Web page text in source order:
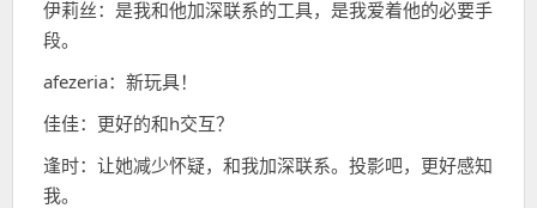
伊莉丝：是我和他加深联系的工具，是我爱着他的必要手
段。
afezeria：新玩具！
佳佳：更好的和h交互？
逢时：让她减少怀疑，和我加深联系。投影吧，更好感知
我。